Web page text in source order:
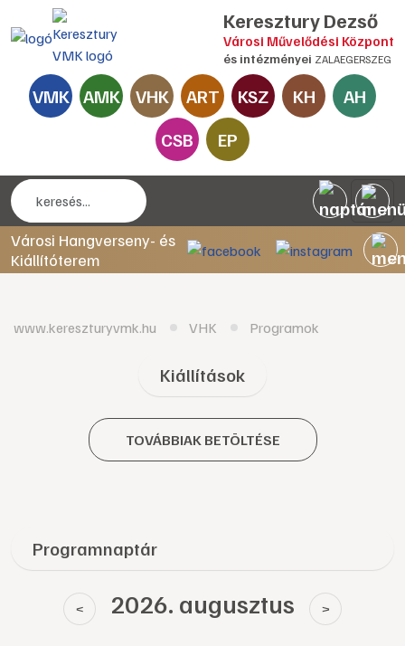
Keresztury Dezső
Városi Művelődési Központ
és intézményei ZALAEGERSZEG
VMK AMK VHK ART KSZ KH
AH
CSB
EP
Városi Hangverseny- és
Kiállítóterem
www.kereszturyvmk.hu VHK Programok
Kiállítások
TOVÁBBIAK BETÖLTÉSE
Programnaptár
< 2026. augusztus >